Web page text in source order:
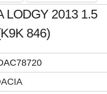
LODGY 2013 1.5
846)